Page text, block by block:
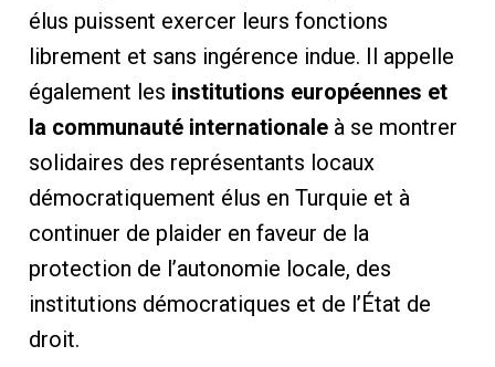
élus puissent exercer leurs fonctions
librement et sans ingérence indue. Il appelle
également les institutions européennes et
la communauté internationaleà se montrer
solidaires des représentants locaux
démocratiquement élus en Turquie et à
continuer de plaider en faveur de la
protection de l’autonomie locale, des
institutions démocratiques et de l’État de
droit.